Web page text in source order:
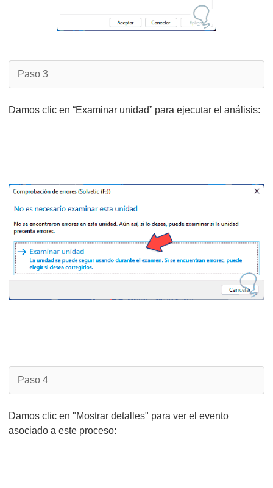
Paso 3
Damos clic en “Examinar unidad” para ejecutar el análisis:
Paso 4
Damos clic en "Mostrar detalles" para ver el evento
asociado a este proceso: